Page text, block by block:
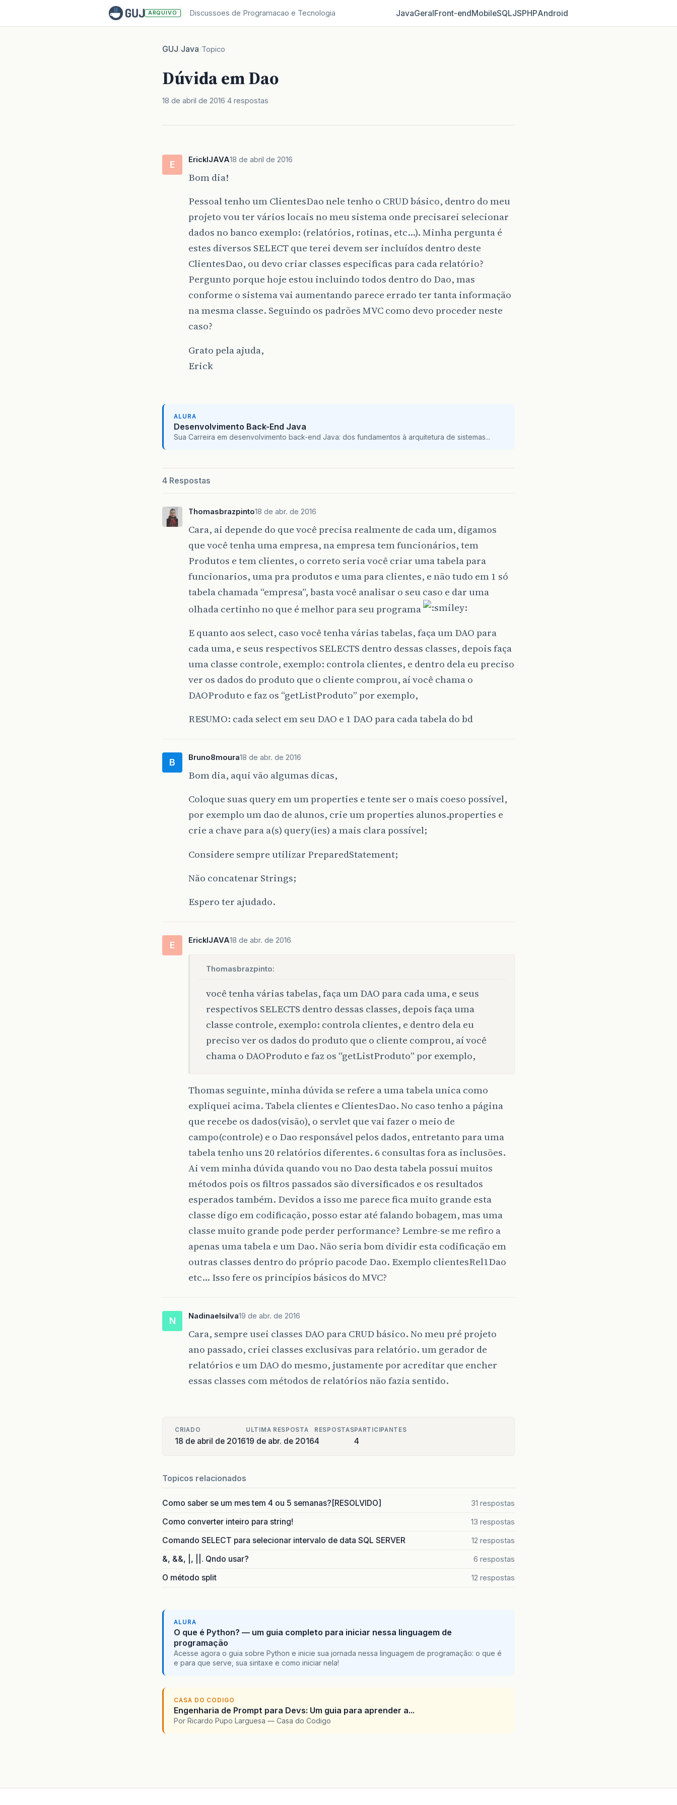
ARQUIVO Discussoes de Programacao e Tecnologia JavaGeralFront‑endMobileSQLJSPHPAndroid
GUJ/Java/Topico
Dúvida em Dao
18 de abril de 2016 4 respostas
E EricklJAVA18 de abril de 2016
Bom dia!
Pessoal tenho um ClientesDao nele tenho o CRUD básico, dentro do meu
projeto vou ter vários locais no meu sistema onde precisarei selecionar
dados no banco exemplo: (relatórios, rotinas, etc…). Minha pergunta é
estes diversos SELECT que terei devem ser incluídos dentro deste
ClientesDao, ou devo criar classes especificas para cada relatório?
Pergunto porque hoje estou incluindo todos dentro do Dao, mas
conforme o sistema vai aumentando parece errado ter tanta informação
na mesma classe. Seguindo os padrões MVC como devo proceder neste
caso?
Grato pela ajuda,
Erick
ALURA
Desenvolvimento Back-End Java
Sua Carreira em desenvolvimento back-end Java: dos fundamentos à arquitetura de sistemas...
4 Respostas
Thomasbrazpinto18 de abr. de 2016
Cara, ai depende do que você precisa realmente de cada um, digamos
que você tenha uma empresa, na empresa tem funcionários, tem
Produtos e tem clientes, o correto seria você criar uma tabela para
funcionarios, uma pra produtos e uma para clientes, e não tudo em 1 só
tabela chamada “empresa”, basta você analisar o seu caso e dar uma
olhada certinho no que é melhor para seu programa
E quanto aos select, caso você tenha várias tabelas, faça um DAO para
cada uma, e seus respectivos SELECTS dentro dessas classes, depois faça
uma classe controle, exemplo: controla clientes, e dentro dela eu preciso
ver os dados do produto que o cliente comprou, aí você chama o
DAOProduto e faz os “getListProduto” por exemplo,
RESUMO: cada select em seu DAO e 1 DAO para cada tabela do bd
B Bruno8moura18 de abr. de 2016
Bom dia, aqui vão algumas dicas,
Coloque suas query em um properties e tente ser o mais coeso possível,
por exemplo um dao de alunos, crie um properties alunos.properties e
crie a chave para a(s) query(ies) a mais clara possível;
Considere sempre utilizar PreparedStatement;
Não concatenar Strings;
Espero ter ajudado.
E EricklJAVA18 de abr. de 2016
Thomasbrazpinto:
você tenha várias tabelas, faça um DAO para cada uma, e seus
respectivos SELECTS dentro dessas classes, depois faça uma
classe controle, exemplo: controla clientes, e dentro dela eu
preciso ver os dados do produto que o cliente comprou, aí você
chama o DAOProduto e faz os “getListProduto” por exemplo,
Thomas seguinte, minha dúvida se refere a uma tabela unica como
expliquei acima. Tabela clientes e ClientesDao. No caso tenho a página
que recebe os dados(visão), o servlet que vai fazer o meio de
campo(controle) e o Dao responsável pelos dados, entretanto para uma
tabela tenho uns 20 relatórios diferentes. 6 consultas fora as inclusões.
Ai vem minha dúvida quando vou no Dao desta tabela possui muitos
métodos pois os filtros passados são diversificados e os resultados
esperados também. Devidos a isso me parece fica muito grande esta
classe digo em codificação, posso estar até falando bobagem, mas uma
classe muito grande pode perder performance? Lembre-se me refiro a
apenas uma tabela e um Dao. Não seria bom dividir esta codificação em
outras classes dentro do próprio pacode Dao. Exemplo clientesRel1Dao
etc… Isso fere os princípios básicos do MVC?
N Nadinaelsilva19 de abr. de 2016
Cara, sempre usei classes DAO para CRUD básico. No meu pré projeto
ano passado, criei classes exclusivas para relatório. um gerador de
relatórios e um DAO do mesmo, justamente por acreditar que encher
essas classes com métodos de relatórios não fazia sentido.
CRIADO
18 de abril de 2016
ULTIMA RESPOSTA
19 de abr. de 2016
RESPOSTAS
4
PARTICIPANTES
4
Topicos relacionados
Como saber se um mes tem 4 ou 5 semanas?[RESOLVIDO] 31 respostas
Como converter inteiro para string! 13 respostas
Comando SELECT para selecionar intervalo de data SQL SERVER 12 respostas
&, &&, |, ||. Qndo usar? 6 respostas
O método split 12 respostas
ALURA
O que é Python? — um guia completo para iniciar nessa linguagem de
programação
Acesse agora o guia sobre Python e inicie sua jornada nessa linguagem de programação: o que é
e para que serve, sua sintaxe e como iniciar nela!
CASA DO CODIGO
Engenharia de Prompt para Devs: Um guia para aprender a...
Por Ricardo Pupo Larguesa — Casa do Codigo